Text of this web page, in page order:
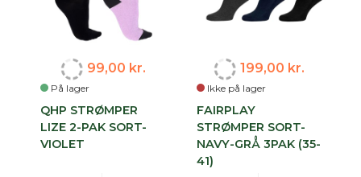
På lager
99,00 kr.
QHP STRØMPER
LIZE 2-PAK SORT-
VIOLET
Ikke på lager
199,00 kr.
FAIRPLAY
STRØMPER SORT-
NAVY-GRÅ 3PAK (35-
41)